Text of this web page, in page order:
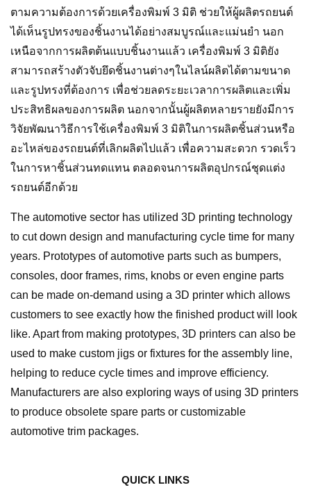
ตามความต้องการด้วยเครื่องพิมพ์ 3 มิติ ช่วยให้ผู้ผลิตรถยนต์
ได้เห็นรูปทรงของชิ้นงานได้อย่างสมบูรณ์และแม่นยำ นอก
เหนือจากการผลิตต้นแบบชิ้นงานแล้ว เครื่องพิมพ์ 3 มิติยัง
สามารถสร้างตัวจับยึดชิ้นงานต่างๆในไลน์ผลิตได้ตามขนาด
และรูปทรงที่ต้องการ เพื่อช่วยลดระยะเวลาการผลิตและเพิ่ม
ประสิทธิผลของการผลิต นอกจากนั้นผู้ผลิตหลายรายยังมีการ
วิจัยพัฒนาวิธีการใช้เครื่องพิมพ์ 3 มิติในการผลิตชิ้นส่วนหรือ
อะไหล่ของรถยนต์ที่เลิกผลิตไปแล้ว เพื่อความสะดวก รวดเร็ว
ในการหาชิ้นส่วนทดแทน ตลอดจนการผลิตอุปกรณ์ชุดแต่ง
รถยนต์อีกด้วย
The automotive sector has utilized 3D printing technology
to cut down design and manufacturing cycle time for many
years. Prototypes of automotive parts such as bumpers,
consoles, door frames, rims, knobs or even engine parts
can be made on-demand using a 3D printer which allows
customers to see exactly how the finished product will look
like. Apart from making prototypes, 3D printers can also be
used to make custom jigs or fixtures for the assembly line,
helping to reduce cycle times and improve efficiency.
Manufacturers are also exploring ways of using 3D printers
to produce obsolete spare parts or customizable
automotive trim packages.
QUICK LINKS